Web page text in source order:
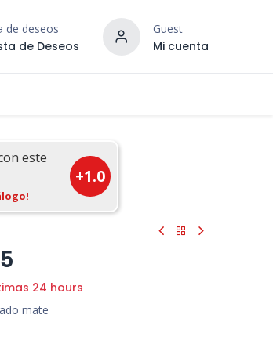
de deseos
de Deseos
Guest
Mi cuenta
¡DESCUBRE NUESTRO
este
+1.0
24 hours
mate